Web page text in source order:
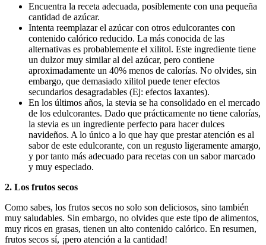
Encuentra la receta adecuada, posiblemente con una pequeña
cantidad de azúcar.
Intenta reemplazar el azúcar con otros edulcorantes con
contenido calórico reducido. La más conocida de las
alternativas es probablemente el xilitol. Este ingrediente tiene
un dulzor muy similar al del azúcar, pero contiene
aproximadamente un 40% menos de calorías. No olvides, sin
embargo, que demasiado xilitol puede tener efectos
secundarios desagradables (Ej: efectos laxantes).
En los últimos años, la stevia se ha consolidado en el mercado
de los edulcorantes. Dado que prácticamente no tiene calorías,
la stevia es un ingrediente perfecto para hacer dulces
navideños. A lo único a lo que hay que prestar atención es al
sabor de este edulcorante, con un regusto ligeramente amargo,
y por tanto más adecuado para recetas con un sabor marcado
y muy especiado.
2. Los frutos secos
Como sabes, los frutos secos no solo son deliciosos, sino también
muy saludables. Sin embargo, no olvides que este tipo de alimentos,
muy ricos en grasas, tienen un alto contenido calórico. En resumen,
frutos secos sí, ¡pero atención a la cantidad!